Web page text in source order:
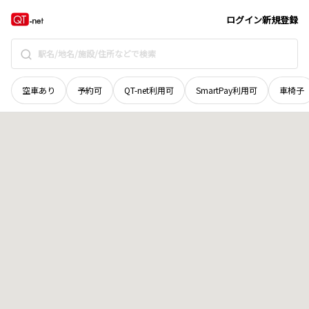
ログイン新規登録
空車あり 予約可 QT-net利用可 SmartPay利用可 車椅子
石川県